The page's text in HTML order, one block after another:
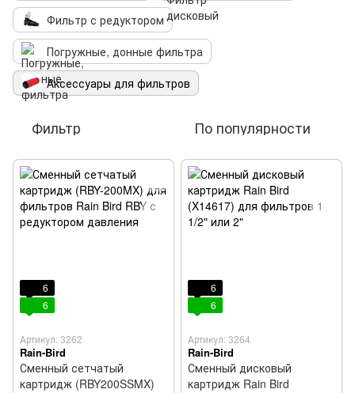
Фильтр с редуктором
Погружные, донные фильтра
Аксессуары для фильтров
Фильтр По популярности
6
6
Артикул: 3262
Rain-Bird
Сменный сетчатый
картридж (RBY200SSMX)
6
6
Артикул: 3264
Rain-Bird
Сменный дисковый
картридж Rain Bird